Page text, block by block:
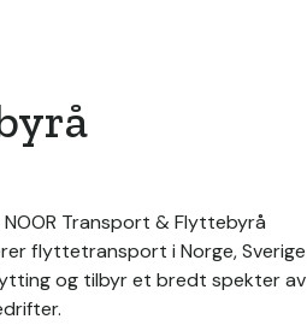
Transport & Flyttebyrå
flyttetransport i Norge, Sverige
og tilbyr et bredt spekter av